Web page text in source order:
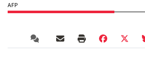
AFP